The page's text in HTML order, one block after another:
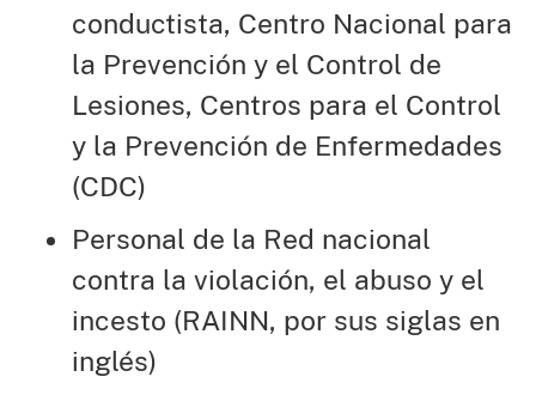
conductista, Centro Nacional para
la Prevención y el Control de
Lesiones, Centros para el Control
y la Prevención de Enfermedades
(CDC)
Personal de la Red nacional
contra la violación, el abuso y el
incesto (RAINN, por sus siglas en
inglés)